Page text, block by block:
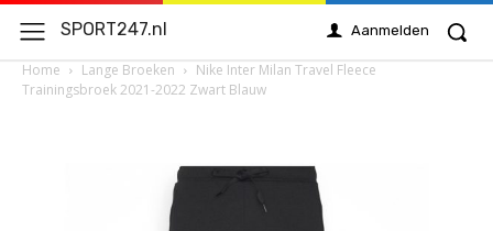
SPORT247.nl Aanmelden
Home Lange Broeken
Nike Inter Milan Travel Fleece
Trainingsbroek 2021-2022 Zwart Blauw